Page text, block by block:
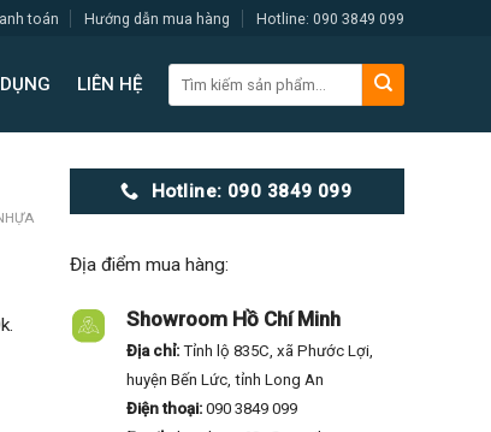
toán Hướng dẫn mua hàng Hotline: 090 3849 099
LIÊN HỆ
kiếm:
Hotline: 090 3849 099
Địa điểm mua hàng:
Showroom Hồ Chí Minh
Địa chỉ: Tỉnh lộ 835C, xã Phước Lợi,
huyện Bến Lức, tỉnh Long An
Điện thoại: 090 3849 099